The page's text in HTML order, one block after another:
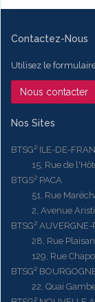
Contactez-Nous
Utilisez le
Nous contacter
Nos Sites
BTSG² ILE-DE-
15, Rue de
BTGS² PACA
51, Rue
2, Avenue
BTSG²
28, Rue
129, Rue
BTSG²
22, Quai